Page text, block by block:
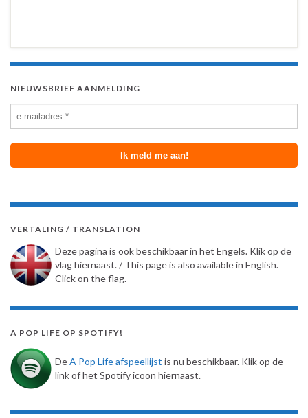
NIEUWSBRIEF AANMELDING
VERTALING / TRANSLATION
Deze pagina is ook beschikbaar in het Engels. Klik op de
vlag hiernaast. / This page is also available in English.
Click on the flag.
A POP LIFE OP SPOTIFY!
DeA Pop Life afspeellijst is nu beschikbaar. Klik op de
link of het Spotify icoon hiernaast.